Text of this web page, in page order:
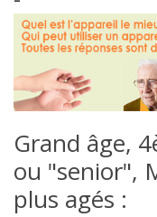
Grand âge,
ou "senior",
plus agés :